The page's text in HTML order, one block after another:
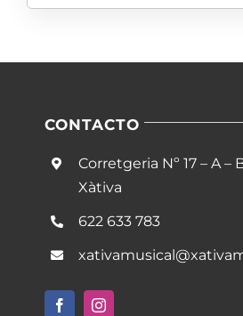
CONTACTO
Corretgeria Nº 17 – A –
Xàtiva
622 633 783